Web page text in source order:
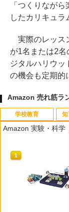
「つくりなが
したカリキュラ
実際のレッス
が1名または2
ジタルハリウッ
の機会も定期的
Amazon 売れ筋ラ
学校教育
1
1
1
Amazon 実験・科学
1